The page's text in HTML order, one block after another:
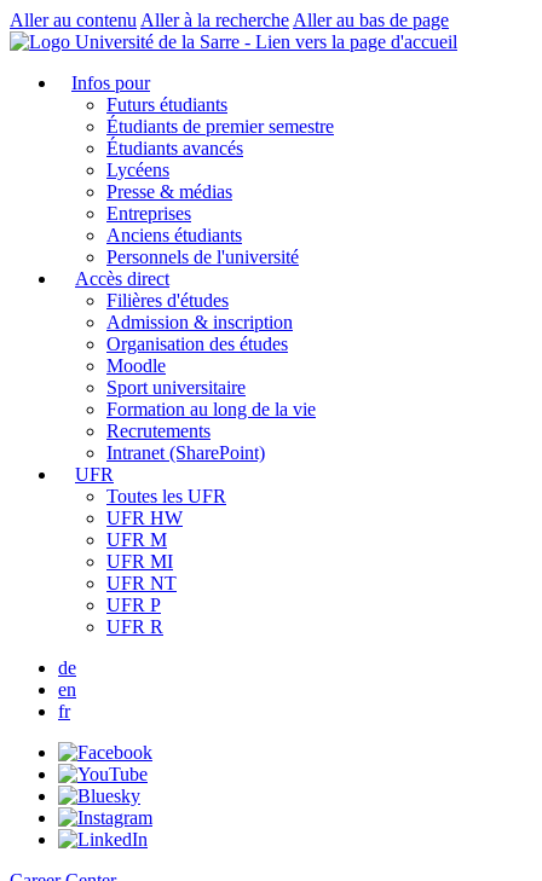
Aller au contenu Aller à la recherche Aller au bas de page
Infos pour
Futurs étudiants
Étudiants de premier semestre
Étudiants avancés
Lycéens
Presse & médias
Entreprises
Anciens étudiants
Personnels de l'université
Accès direct
Filières d'études
Admission & inscription
Organisation des études
Moodle
Sport universitaire
Formation au long de la vie
Recrutements
Intranet (SharePoint)
UFR
Toutes les UFR
UFR HW
UFR M
UFR MI
UFR NT
UFR P
UFR R
de
en
fr